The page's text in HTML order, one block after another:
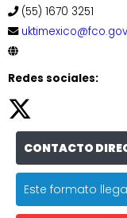
(55) 1670 3251
Redes sociales:
CONTACTO
Este formato